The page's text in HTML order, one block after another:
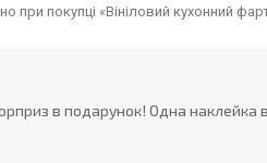
покупці «Вініловий кухонний
в подарунок! Одна наклейка